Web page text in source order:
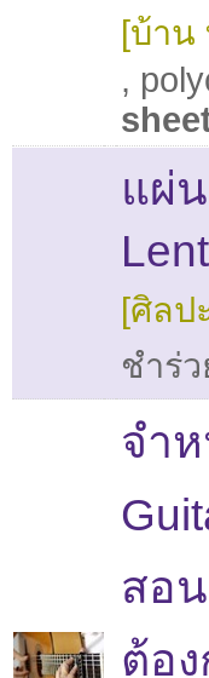
[บ้าน
,
แผ่
[ศิลป
ชำร่ว
จำ
สอ
ต้อ